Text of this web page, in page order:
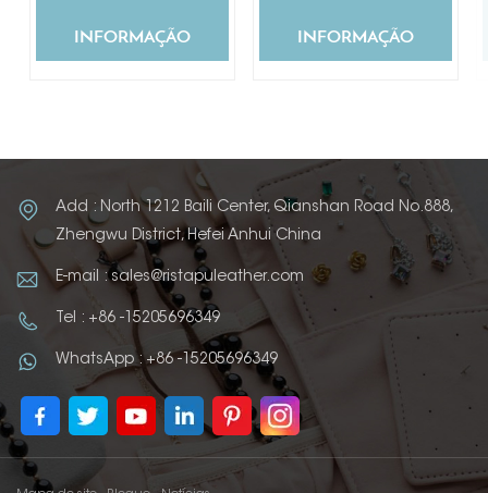
INFORMAÇÃO INFORMAÇÃO
Add : North 1212 Baili Center, Qianshan Road No.888,
Zhengwu District, Hefei Anhui China
E-mail : sales@ristapuleather.com
Tel : +86 -15205696349
WhatsApp : +86 -15205696349